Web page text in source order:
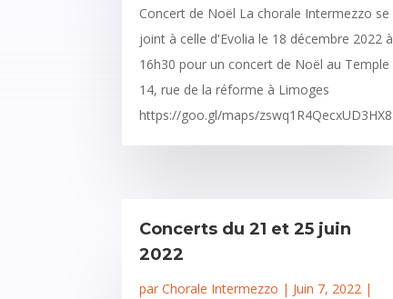
Concert de Noël La chorale Intermezzo se
joint à celle d'Evolia le 18 décembre 2022 à
16h30 pour un concert de Noël au Temple
14, rue de la réforme à Limoges
https://goo.gl/maps/zswq1R4QecxUD3HX8
Concerts du 21 et 25 juin
2022
parChorale Intermezzo | Juin 7, 2022 |